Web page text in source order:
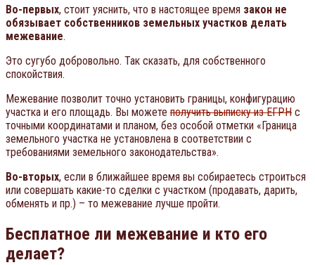
Во-первых, стоит уяснить, что в настоящее время закон не
обязывает собственников земельных участков делать
межевание.
Это сугубо добровольно. Так сказать, для собственного
спокойствия.
Межевание позволит точно установить границы, конфигурацию
участка и его площадь. Вы можете получить выписку из ЕГРН с
точными координатами и планом, без особой отметки «Граница
земельного участка не установлена в соответствии с
требованиями земельного законодательства».
Во-вторых, если в ближайшее время вы собираетесь строиться
или совершать какие-то сделки с участком (продавать, дарить,
обменять и пр.) – то межевание лучше пройти.
Бесплатное ли межевание и кто его
делает?